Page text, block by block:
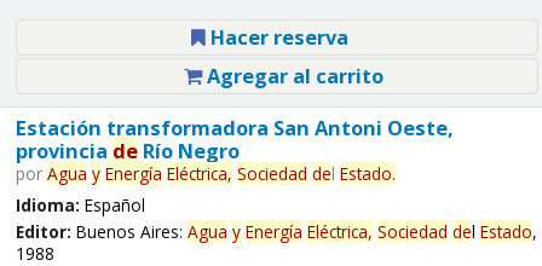
Hacer reserva
Agregar al carrito
Estación transformadora San Antoni Oeste,
provincia deRío Negro
por Agua y Energía Eléctrica, Sociedad del Estado.
Idioma: Español
Editor: Buenos Aires: Agua y Energía Eléctrica, Sociedad del Estado,
1988